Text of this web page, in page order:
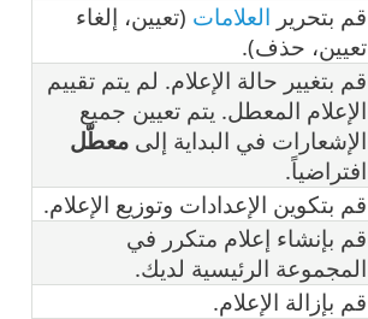
قم بتحرير العلامات (تعيين، إلغاء
تعيين، حذف).
قم بتغيير حالة الإعلام. لم يتم تقييم
الإعلام المعطل. يتم تعيين جميع
الإشعارات في البداية إلى معطّل
افتراضياً.
قم بتكوين الإعدادات وتوزيع الإعلام.
قم بإنشاء إعلام متكرر في
المجموعة الرئيسية لديك.
قم بإزالة الإعلام.